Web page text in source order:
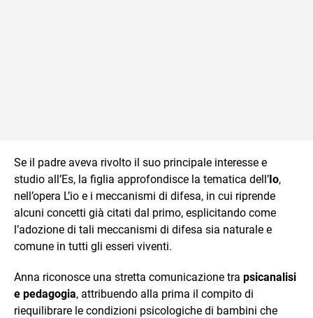
Se il padre aveva rivolto il suo principale interesse e
studio all’Es, la figlia approfondisce la tematica dell’Io,
nell’opera L’io e i meccanismi di difesa, in cui riprende
alcuni concetti già citati dal primo, esplicitando come
l’adozione di tali meccanismi di difesa sia naturale e
comune in tutti gli esseri viventi.
Anna riconosce una stretta comunicazione tra psicanalisi
e pedagogia, attribuendo alla prima il compito di
riequilibrare le condizioni psicologiche di bambini che